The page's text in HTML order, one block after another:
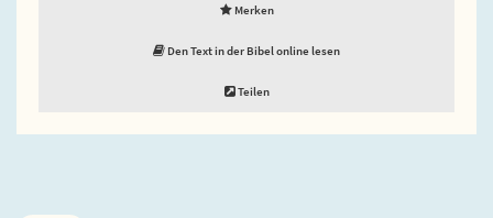
Merken
Den Text in der Bibel online lesen
Teilen